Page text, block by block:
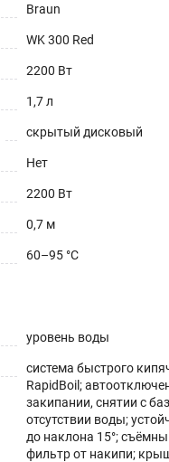
Braun
WK 300 Red
2200 Вт
1,7 л
скрытый дисковый
Нет
2200 Вт
0,7 м
60–95 °C
уровень воды
система быстрого
RapidBoil;
закипании, снятии с
отсутствии воды;
до наклона 15°;
фильтр от накипи;